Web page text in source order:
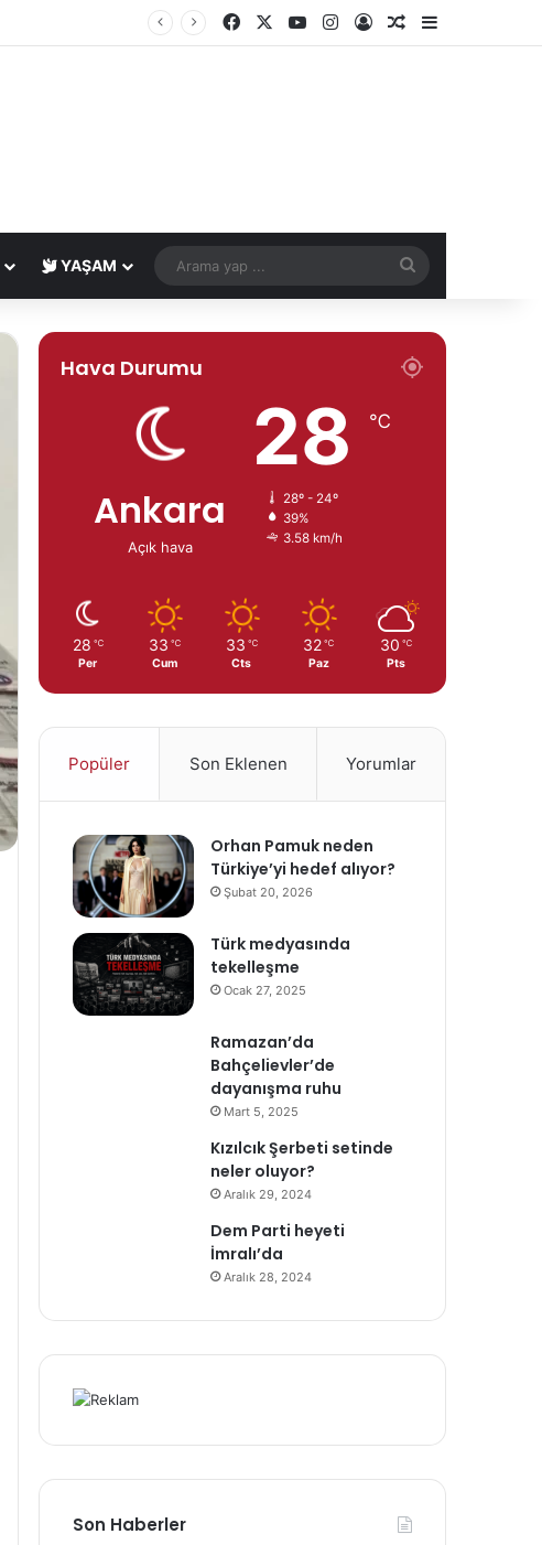
FacebookYouTubeInstagram
Kayıt OlRastgele Makale
Kenar
YAŞAM
yap
Hava Durumu
Ankara
Açık hava
28 ℃
28º - 24º
39%
3.58 km/h
28 ℃
Per
33 ℃
Cum
33 ℃
Cts
32 ℃
Paz
30 ℃
Pts
Popüler Son Eklenen Yorumlar
Orhan Pamuk neden
Türkiye’yi hedef alıyor?
Şubat 20, 2026
Türk medyasında
tekelleşme
Ocak 27, 2025
Ramazan’da
Bahçelievler’de
dayanışma ruhu
Mart 5, 2025
Kızılcık Şerbeti setinde
neler oluyor?
Aralık 29, 2024
Dem Parti heyeti
İmralı’da
Aralık 28, 2024
Son Haberler